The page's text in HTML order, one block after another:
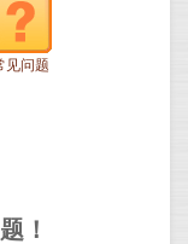
见问题
！